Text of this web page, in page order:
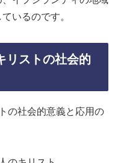
いるのです。
リストの社会的